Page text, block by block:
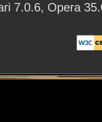
7.0.6, Opera